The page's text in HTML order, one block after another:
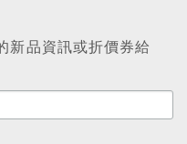
新品資訊或折價券給